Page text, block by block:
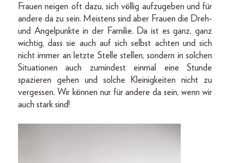
Frauen neigen oft dazu, sich völlig aufzugeben und für
andere da zu sein. Meistens sind aber Frauen die Dreh-
und Angelpunkte in der Familie. Da ist es ganz, ganz
wichtig, dass sie auch auf sich selbst achten und sich
nicht immer an letzte Stelle stellen, sondern in solchen
Situationen auch zumindest einmal eine Stunde
spazieren gehen und solche Kleinigkeiten nicht zu
vergessen. Wir können nur für andere da sein, wenn wir
auch stark sind!